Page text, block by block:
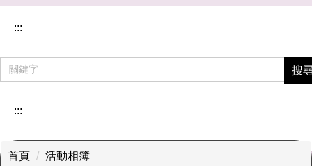
:::
搜
:::
首頁 活動相簿